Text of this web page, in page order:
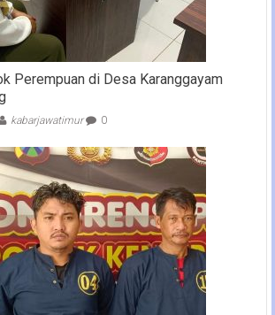
Perempuan di Desa Karanggayam
kabarjawatimur 0